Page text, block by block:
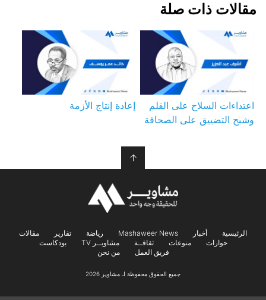
مقالات ذات صلة
اعتداءات السلاح على القلم
وشبح التضييق على الصحافة
إعادة إنتاج الأزمة
↑
الرئيسية أخبار Mashaweer News رياضة تقارير
مقالات
حوارات
منوعات ثقافــة مشاويــر TV
بودكاست
فريق العمل
من نحن
جميع الحقوق محفوظة لـ مشاوير 2026